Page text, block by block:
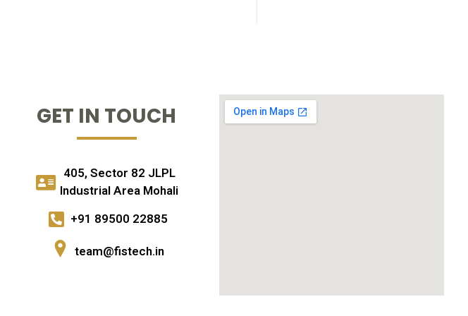
GET IN TOUCH
405, Sector 82 JLPL
Industrial Area Mohali
+91 89500 22885
team@fistech.in